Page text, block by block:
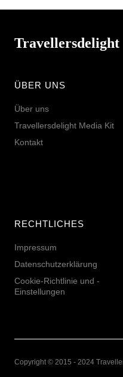
Travellersdelight
ÜBER UNS
Über uns
Travellersdelight Media Kit
Kontakt
RECHTLICHES
Impressum
Datenschutzerklärung
Cookie-Richtlinie und -
Einstellungen
Copyright © 2015 - 2024